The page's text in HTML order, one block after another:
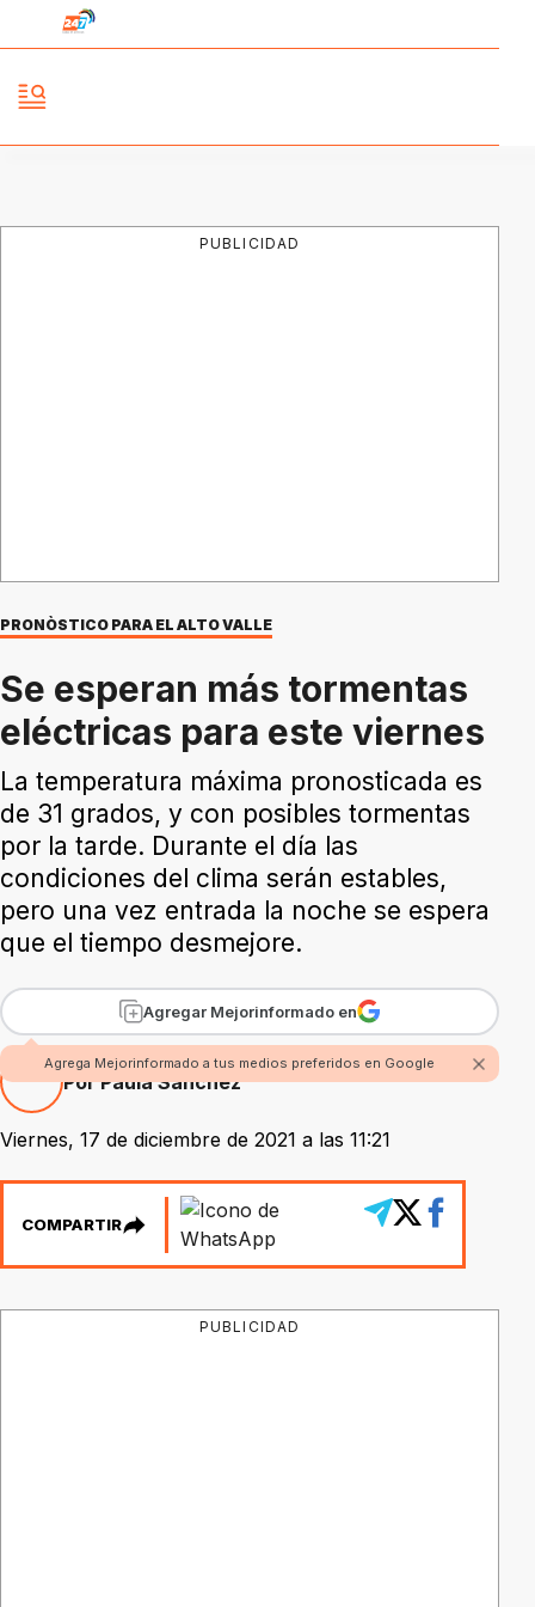
PUBLICIDAD
PRONÒSTICO PARA EL ALTO VALLE
Se esperan más tormentas
eléctricas para este viernes
La temperatura máxima pronosticada es
de 31 grados, y con posibles tormentas
por la tarde. Durante el día las
condiciones del clima serán estables,
pero una vez entrada la noche se espera
que el tiempo desmejore.
Agregar Mejorinformado en
Agrega Mejorinformado a tus medios preferidos en Google
Por Paula Sánchez
Viernes, 17 de diciembre de 2021 a las 11:21
COMPARTIR
PUBLICIDAD